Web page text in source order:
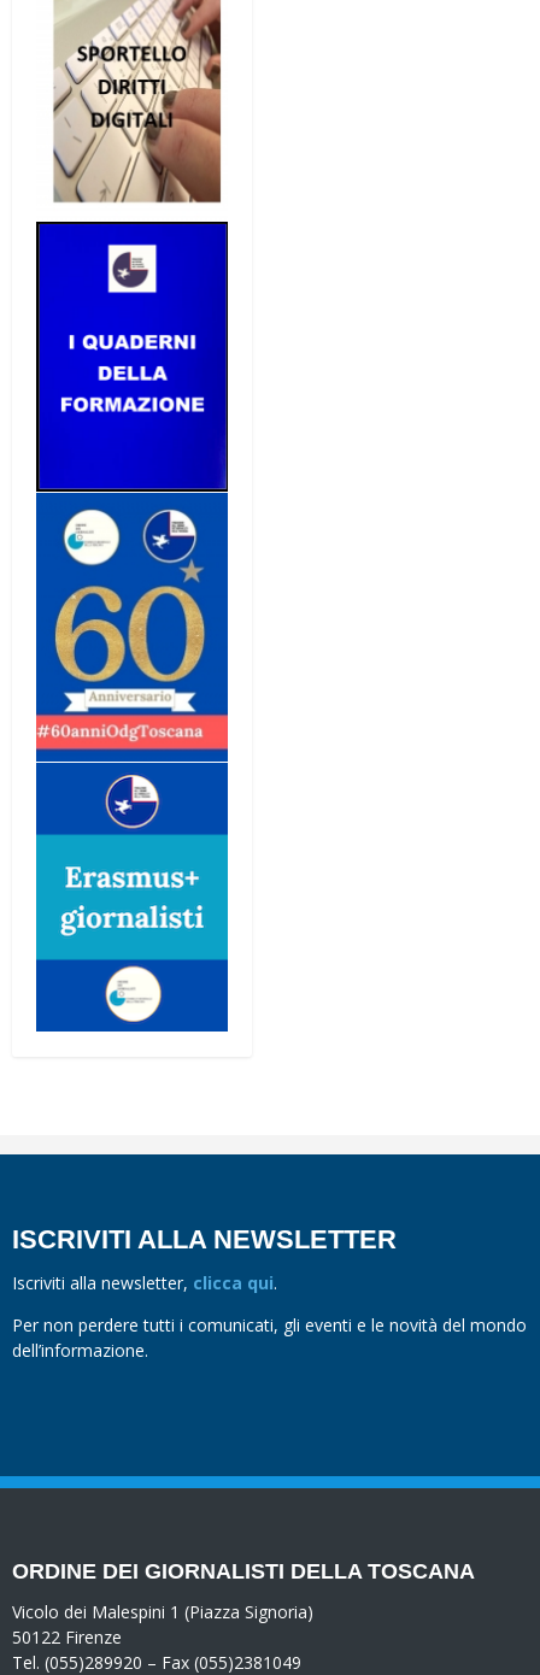
ISCRIVITI ALLA NEWSLETTER
Iscriviti alla newsletter, clicca qui.
Per non perdere tutti i comunicati, gli eventi e le novità del mondo
dell’informazione.
ORDINE DEI GIORNALISTI DELLA TOSCANA
Vicolo dei Malespini 1 (Piazza Signoria)
50122 Firenze
Tel. (055)289920 – Fax (055)2381049